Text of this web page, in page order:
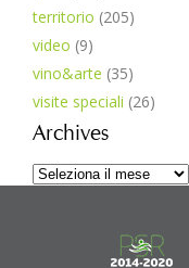
territorio (205)
video (9)
vino&arte (35)
visite speciali (26)
Archives
Archives